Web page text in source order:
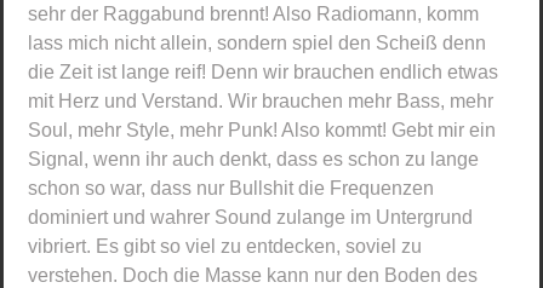
sehr der Raggabund brennt! Also Radiomann, komm
lass mich nicht allein, sondern spiel den Scheiß denn
die Zeit ist lange reif! Denn wir brauchen endlich etwas
mit Herz und Verstand. Wir brauchen mehr Bass, mehr
Soul, mehr Style, mehr Punk! Also kommt! Gebt mir ein
Signal, wenn ihr auch denkt, dass es schon zu lange
schon so war, dass nur Bullshit die Frequenzen
dominiert und wahrer Sound zulange im Untergrund
vibriert. Es gibt so viel zu entdecken, soviel zu
verstehen. Doch die Masse kann nur den Boden des